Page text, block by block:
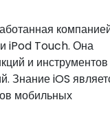
iPod Touch. Она
и
Знание iOS
мобильных